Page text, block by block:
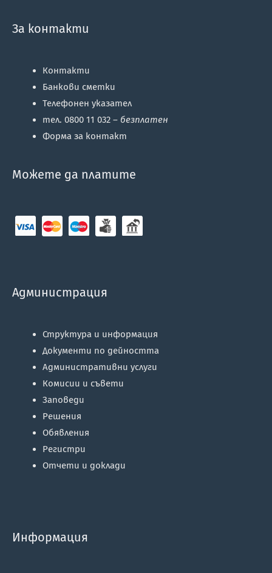
За контакти
Контакти
Банкови сметки
Телефонен указател
тел. 0800 11 032 – безплатен
Форма за контакт
Можете да платите
Администрация
Структура и информация
Документи по дейността
Административни услуги
Комисии и съвети
Заповеди
Решения
Обявления
Регистри
Отчети и доклади
Информация